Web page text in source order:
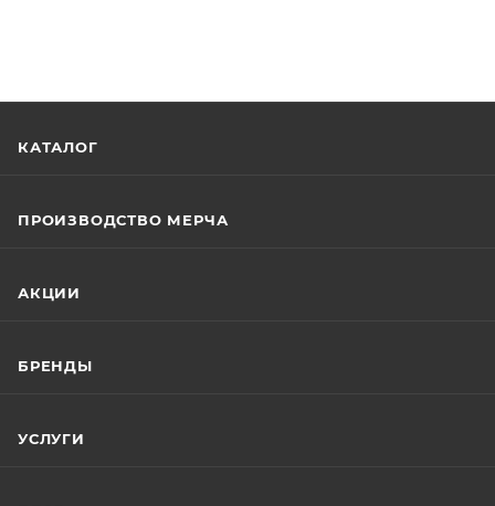
КАТАЛОГ
ПРОИЗВОДСТВО МЕРЧА
АКЦИИ
БРЕНДЫ
УСЛУГИ